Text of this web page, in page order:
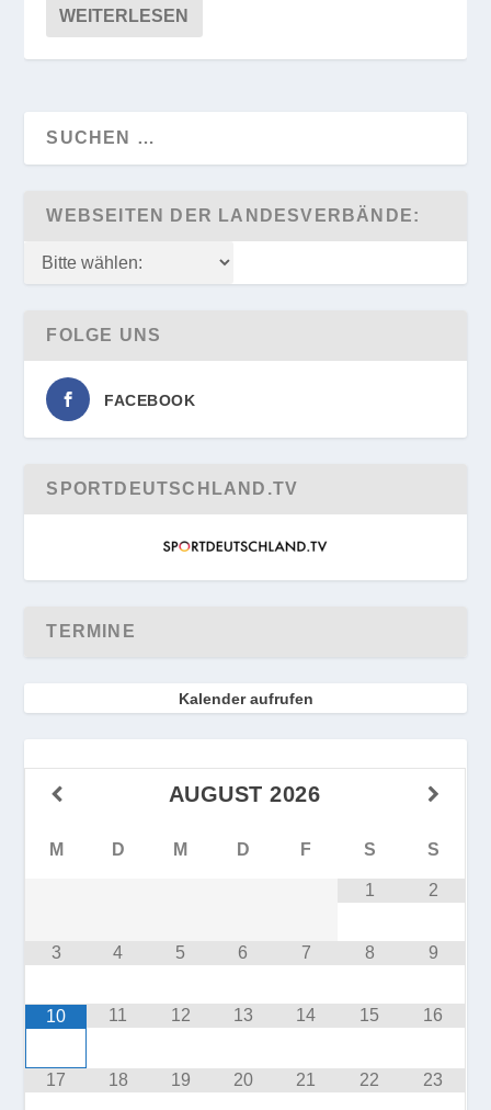
WEITERLESEN
WEBSEITEN DER LANDESVERBÄNDE:
FOLGE UNS
FACEBOOK
SPORTDEUTSCHLAND.TV
TERMINE
Kalender aufrufen
AUGUST 2026
M D M D F S S
1 2
3 4 5 6 7 8 9
10 11 12 13 14 15 16
17 18 19 20 21 22 23